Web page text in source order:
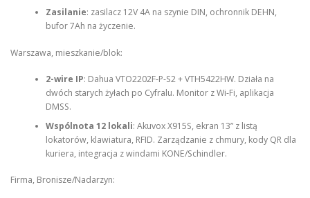
Zasilanie: zasilacz 12V 4A na szynie DIN, ochronnik DEHN,
bufor 7Ah na życzenie.
Warszawa, mieszkanie/blok:
2-wire IP: Dahua VTO2202F-P-S2 + VTH5422HW. Działa na
dwóch starych żyłach po Cyfralu. Monitor z Wi-Fi, aplikacja
DMSS.
Wspólnota 12 lokali: Akuvox X915S, ekran 13” z listą
lokatorów, klawiatura, RFID. Zarządzanie z chmury, kody QR dla
kuriera, integracja z windami KONE/Schindler.
Firma, Bronisze/Nadarzyn: